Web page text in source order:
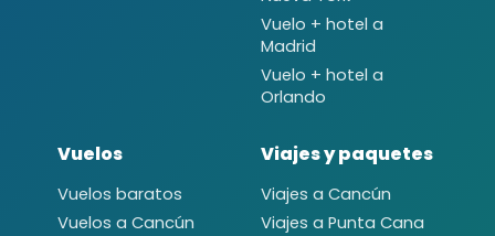
Vuelo + hotel a
Madrid
Vuelo + hotel a
Orlando
Vuelos
Vuelos baratos
Vuelos a Cancún
Viajes y paquetes
Viajes a Cancún
Viajes a Punta Cana